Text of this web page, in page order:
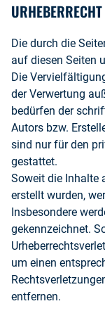
URHEBERRECHT
Die durch die
auf diesen Seiten
Die
der Verwertung
bedürfen der
Autors bzw.
sind nur für den
gestattet.
Soweit die Inhalte
erstellt wurden,
Insbesondere
gekennzeichnet.
um einen
entfernen.